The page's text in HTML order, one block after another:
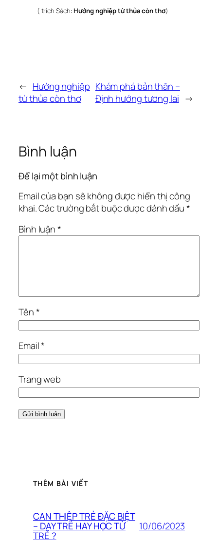
( trích Sách: Hướng nghiệp từ thủa còn thơ)
← Hướng nghiệp
từ thủa còn thơ
Khám phá bản thân –
Định hướng tương lai →
Bình luận
Để lại một bình luận
Email của bạn sẽ không được hiển thị công
khai.Các trường bắt buộc được đánh dấu*
Bình luận*
Tên*
Email*
Trang web
THÊM BÀI VIẾT
CAN THIỆP TRẺ ĐẶC BIỆT
– DẠY TRẺ HAY HỌC TỪ
TRẺ ?
10/06/2023